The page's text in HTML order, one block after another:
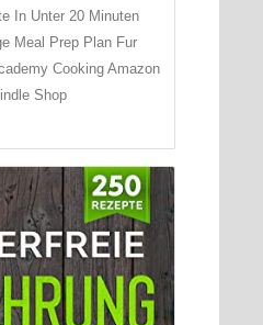
In Unter 20 Minuten
Meal Prep Plan Fur
Cooking Amazon
Shop